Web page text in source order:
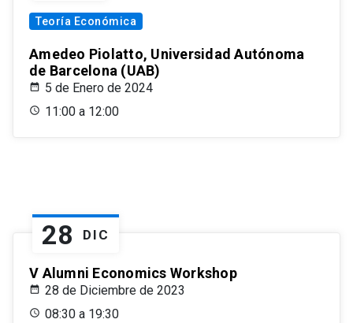
Teoría Económica
Amedeo Piolatto, Universidad Autónoma
de Barcelona (UAB)
5 de Enero de 2024
11:00 a 12:00
28 DIC
V Alumni Economics Workshop
28 de Diciembre de 2023
08:30 a 19:30